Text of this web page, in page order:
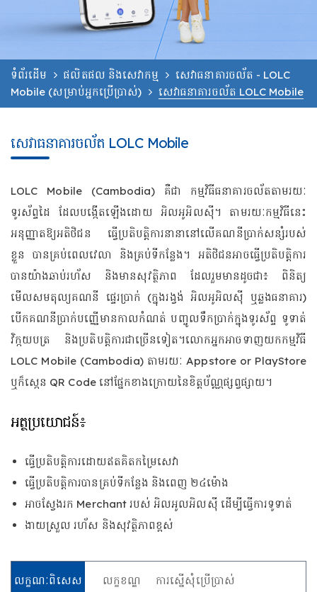
ទំព័រដើម ផលិតផល និងសេវាកម្ម
សេវាធនាគារចល័ត - LOLC
Mobile (សម្រាប់អ្នកប្រើប្រាស់)
សេវាធនាគារចល័ត LOLC Mobile
សេវាធនាគារចល័ត LOLC Mobile
LOLC Mobile (Cambodia) គឺជា កម្មវិធីធនាគារចល័តតាមរយៈ
ទូរស័ព្ទដៃ ដែលបង្កើតឡើងដោយ អិលអូអិលស៊ី។ តាមរយៈកម្មវិធីនេះ
អនុញ្ញាតឱ្យអតិថិជន ធ្វើប្រតិបត្តិការនានានៅលើគណនីប្រាក់សន្សំរបស់
ខ្លួន បានគ្រប់ពេលវេលា និងគ្រប់ទីកន្លែង។ អតិថិជនអាចធ្វើប្រតិបត្តិការ
បានយ៉ាងឆាប់រហ័ស និងមានសុវត្ថិភាព ដែលរួមមានដូចជា៖ ពិនិត្យ
មើលសមតុល្យគណនី ផ្ទេរប្រាក់ (ក្នុងរង្វង់ អិលអូអិលស៊ី ឬឆ្លងធនាគារ)
បើកគណនីប្រាក់បញ្ញើមានកាលកំណត់ បញ្ចូលទឹកប្រាក់ក្នុងទូរស័ព្ទ ទូទាត់
វិក្កយបត្រ និងប្រតិបត្តិការជាច្រើនទៀត។លោកអ្នកអាចទាញយកកម្មវិធី
LOLC Mobile (Cambodia) តាមរយៈ Appstore or PlayStore
ឬក៏ស្កេន QR Code នៅផ្នែកខាងក្រោយនៃខិត្តប័ណ្ណផ្សព្វផ្សាយ។
អត្ថប្រយោជន៍៖
ធ្វើប្រតិបត្តិការដោយឥតគិតកម្រៃសេវា
ធ្វើប្រតិបត្តិការបានគ្រប់ទីកន្លែង និងពេញ ២៤ម៉ោង
អាចស្វែងរក Merchant របស់ អិលអូលអិលស៊ី ដើម្បីធ្វើការទូទាត់
ងាយស្រួល រហ័ស និងសុវត្ថិភាពខ្ពស់
លក្ខណៈ​ពិសេស លក្ខខណ្ឌ ការស្នើសុំប្រើប្រាស់